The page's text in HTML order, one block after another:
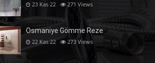
23 Kas 22 271 Views
Osmaniye Gömme Reze
22 Kas 22 273 Views